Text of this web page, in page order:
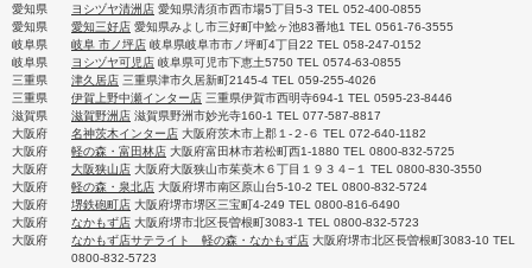
愛知県
ヨシヅヤ清洲店 愛知県清須市西市場5丁目5-3 TEL 052-400-0855
愛知県
愛知三好店 愛知県みよし市三好町中鯰ヶ池83番地1 TEL 0561-76-3555
岐阜県
岐阜 市ノ坪店 岐阜県岐阜市市ノ坪町4丁目22 TEL 058-247-0152
岐阜県
ヨシヅヤ可児店 岐阜県可児市下恵土5750 TEL 0574-63-0855
三重県
津久居店 三重県津市久居新町2145-4 TEL 059-255-4026
三重県
伊賀上野中瀬インター店 三重県伊賀市西明寺694-1 TEL 0595-23-8446
滋賀県
滋賀野洲店 滋賀県野洲市妙光寺160-1 TEL 077-587-8817
大阪府
名神茨木インター店 大阪府茨木市上郡１-２-６ TEL 072-640-1182
大阪府
軽の森・富田林店 大阪府富田林市若松町西1-1880 TEL 0800-832-5725
大阪府
大阪狭山店 大阪府大阪狭山市茱萸木６丁目１９３４−１ TEL 0800-830-3550
大阪府
軽の森・泉北店 大阪府堺市南区原山台5-10-2 TEL 0800-832-5724
大阪府
堺鉄砲町店 大阪府堺市堺区三宝町4-249 TEL 0800-816-6490
大阪府
なかもず店 大阪府堺市北区長曽根町3083-1 TEL 0800-832-5723
大阪府
なかもず店サテライト 軽の森・なかもず店 大阪府堺市北区長曽根町3083-10 TEL
0800-832-5723